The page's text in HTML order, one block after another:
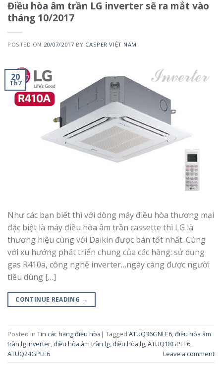
Điều hòa âm trần LG inverter sẽ ra mắt vào
tháng 10/2017
POSTED ON 20/07/2017 BY CASPER VIỆT NAM
20
Th7
Như các bạn biết thì với dòng máy điều hòa thương mại
đặc biệt là máy điều hòa âm trần cassette thì LG là
thương hiệu cùng với Daikin được bán tốt nhất. Cùng
với xu hướng phát triển chung của các hàng: sử dụng
gas R410a, công nghệ inverter…ngày càng được người
tiêu dùng […]
CONTINUE READING →
Posted in Tin các hãng điều hòa | Tagged ATUQ36GNLE6,điều hòa âm
trần lg inverter,điều hòa âm trần lg,điều hòa lg,ATUQ18GPLE6,
ATUQ24GPLE6
Leave a comment